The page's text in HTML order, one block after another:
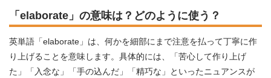
「elaborate」の意味は？どのように使う？
英単語「elaborate」は、何かを細部にまで注意を払って丁寧に作
り上げることを意味します。具体的には、「苦心して作り上げ
た」「入念な」「手の込んだ」「精巧な」といったニュアンスが